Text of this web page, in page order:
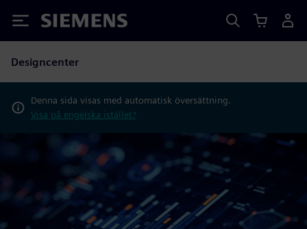
Siemens
Designcenter
Denna sida visas med automatisk översättning.
Visa på engelska istället?